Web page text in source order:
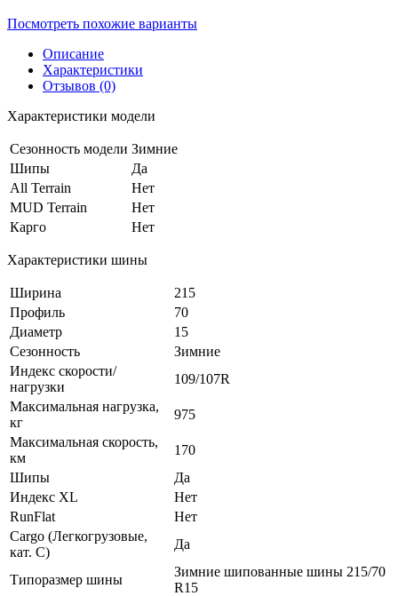
Посмотреть похожие варианты
Описание
Характеристики
Отзывов (0)
Характеристики модели
Сезонность модели Зимние
Шипы
Да
All Terrain
Нет
MUD Terrain
Нет
Карго
Нет
Характеристики шины
Ширина
215
Профиль
70
Диаметр
15
Сезонность
Зимние
Индекс скорости/
нагрузки
109/107R
Максимальная нагрузка,
кг
975
Максимальная скорость,
км
170
Шипы
Да
Индекс XL
Нет
RunFlat
Нет
Cargo (Легкогрузовые,
кат. С)
Да
Типоразмер шины
Зимние шипованные шины 215/70
R15